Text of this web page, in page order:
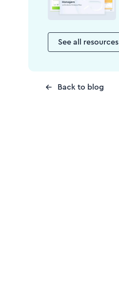
See all resources
Back to blog